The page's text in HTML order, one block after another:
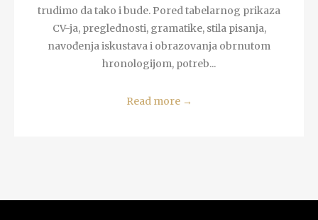
trudimo da tako i bude. Pored tabelarnog prikaza
CV-ja, preglednosti, gramatike, stila pisanja,
navođenja iskustava i obrazovanja obrnutom
hronologijom, potreb...
Read more →